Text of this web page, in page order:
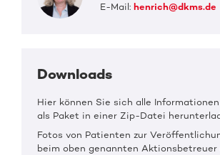
E-Mail: henrich@dkms.de
Downloads
Hier können Sie sich alle
als Paket in einer Zip-Datei
Fotos von Patienten zur
beim oben genannten